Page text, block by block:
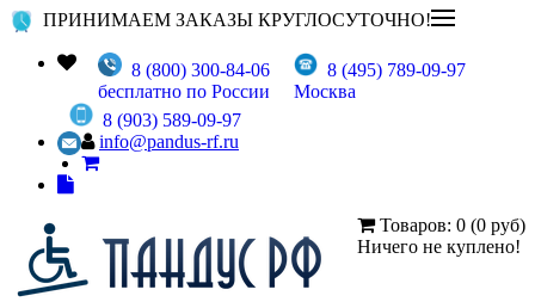
ПРИНИМАЕМ ЗАКАЗЫ КРУГЛОСУТОЧНО!
8 (800) 300-84-06
бесплатно по России
8 (495) 789-09-97
Москва
8 (903) 589-09-97
info@pandus-rf.ru
Товаров: 0 (0 руб)
Ничего не куплено!